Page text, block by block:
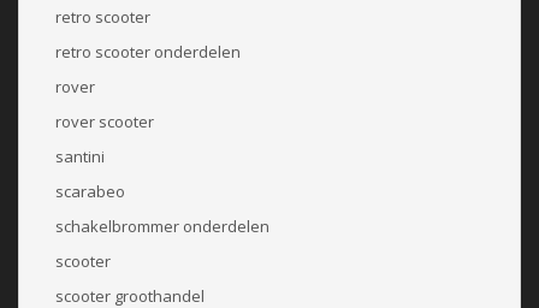
retro scooter
retro scooter onderdelen
rover
rover scooter
santini
scarabeo
schakelbrommer onderdelen
scooter
scooter groothandel